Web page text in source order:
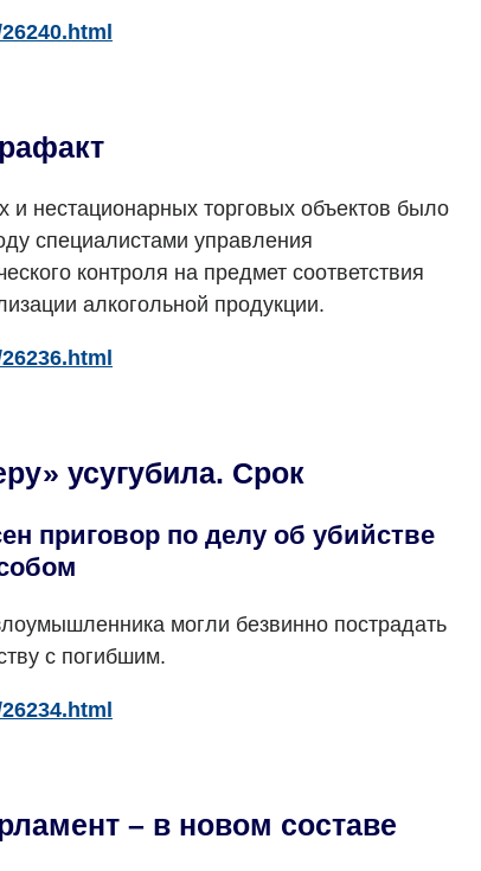
и нестационарных торговых объектов было
специалистами управления
контроля на предмет соответствия
алкогольной продукции.
усугубила. Срок
приговор по делу об убийстве
могли безвинно пострадать
с погибшим.
– в новом составе